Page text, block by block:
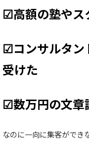
☑高額の塾やス
☑コンサルタン
受けた
☑数万円の文章
なのに一向に集客ができ